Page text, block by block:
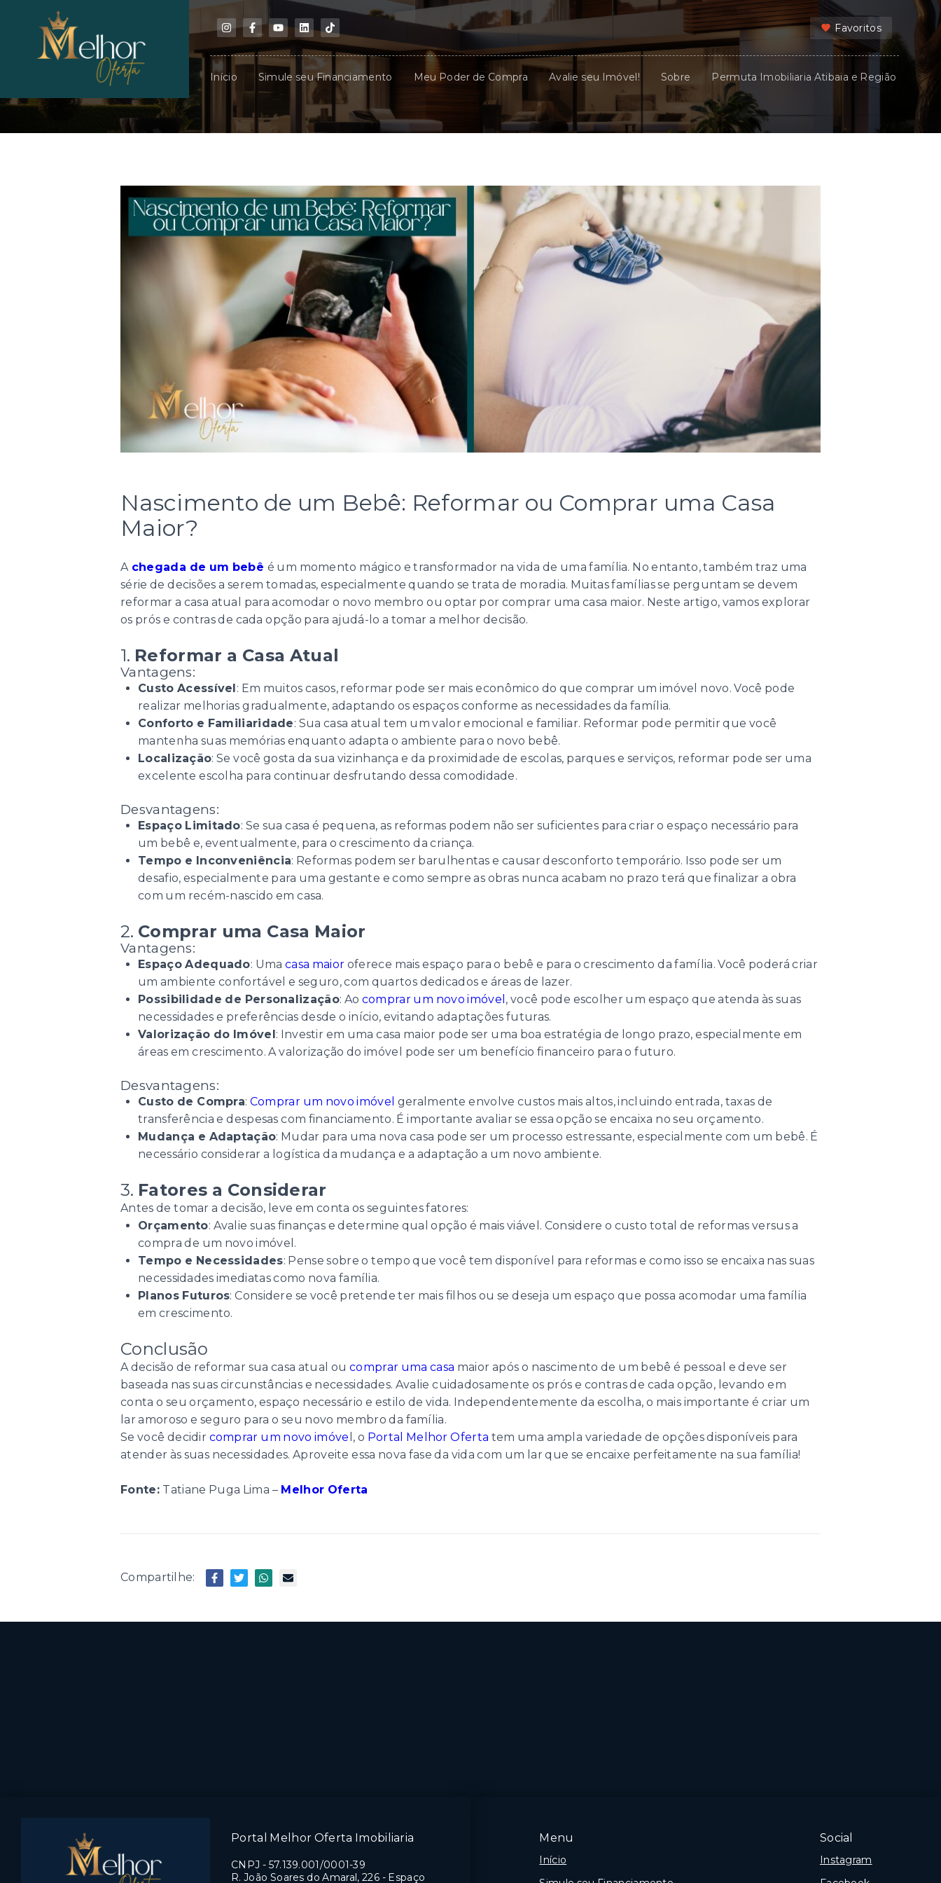
Favoritos
Início Simule seu Financiamento Meu Poder de Compra Avalie seu Imóvel! Sobre Permuta Imobiliaria Atibaia e Região
Nascimento de um Bebê: Reformar ou Comprar uma Casa
Maior?
Achegada de um bebê é um momento mágico e transformador na vida de uma família. No entanto, também traz uma
série de decisões a serem tomadas, especialmente quando se trata de moradia. Muitas famílias se perguntam se devem
reformar a casa atual para acomodar o novo membro ou optar por comprar uma casa maior. Neste artigo, vamos explorar
os prós e contras de cada opção para ajudá-lo a tomar a melhor decisão.
1. Reformar a Casa Atual
Vantagens:
Custo Acessível: Em muitos casos, reformar pode ser mais econômico do que comprar um imóvel novo. Você pode
realizar melhorias gradualmente, adaptando os espaços conforme as necessidades da família.
Conforto e Familiaridade: Sua casa atual tem um valor emocional e familiar. Reformar pode permitir que você
mantenha suas memórias enquanto adapta o ambiente para o novo bebê.
Localização: Se você gosta da sua vizinhança e da proximidade de escolas, parques e serviços, reformar pode ser uma
excelente escolha para continuar desfrutando dessa comodidade.
Desvantagens:
Espaço Limitado: Se sua casa é pequena, as reformas podem não ser suficientes para criar o espaço necessário para
um bebê e, eventualmente, para o crescimento da criança.
Tempo e Inconveniência: Reformas podem ser barulhentas e causar desconforto temporário. Isso pode ser um
desafio, especialmente para uma gestante e como sempre as obras nunca acabam no prazo terá que finalizar a obra
com um recém-nascido em casa.
2. Comprar uma Casa Maior
Vantagens:
Espaço Adequado: Umacasa maior oferece mais espaço para o bebê e para o crescimento da família. Você poderá criar
um ambiente confortável e seguro, com quartos dedicados e áreas de lazer.
Possibilidade de Personalização: Ao comprar um novo imóvel , você pode escolher um espaço que atenda às suas
necessidades e preferências desde o início, evitando adaptações futuras.
Valorização do Imóvel: Investir em uma casa maior pode ser uma boa estratégia de longo prazo, especialmente em
áreas em crescimento. A valorização do imóvel pode ser um benefício financeiro para o futuro.
Desvantagens:
Custo de Compra: Comprar um novo imóvel geralmente envolve custos mais altos, incluindo entrada, taxas de
transferência e despesas com financiamento. É importante avaliar se essa opção se encaixa no seu orçamento.
Mudança e Adaptação: Mudar para uma nova casa pode ser um processo estressante, especialmente com um bebê. É
necessário considerar a logística da mudança e a adaptação a um novo ambiente.
3. Fatores a Considerar
Antes de tomar a decisão, leve em conta os seguintes fatores:
Orçamento: Avalie suas finanças e determine qual opção é mais viável. Considere o custo total de reformas versus a
compra de um novo imóvel.
Tempo e Necessidades: Pense sobre o tempo que você tem disponível para reformas e como isso se encaixa nas suas
necessidades imediatas como nova família.
Planos Futuros: Considere se você pretende ter mais filhos ou se deseja um espaço que possa acomodar uma família
em crescimento.
Conclusão
A decisão de reformar sua casa atual ou comprar uma casa maior após o nascimento de um bebê é pessoal e deve ser
baseada nas suas circunstâncias e necessidades. Avalie cuidadosamente os prós e contras de cada opção, levando em
conta o seu orçamento, espaço necessário e estilo de vida. Independentemente da escolha, o mais importante é criar um
lar amoroso e seguro para o seu novo membro da família.
Se você decidir comprar um novo imóve l, o Portal Melhor Oferta tem uma ampla variedade de opções disponíveis para
atender às suas necessidades. Aproveite essa nova fase da vida com um lar que se encaixe perfeitamente na sua família!
Fonte: Tatiane Puga Lima – Melhor Oferta
Compartilhe:
Menu
Início
Social
Instagram
Portal Melhor Oferta Imobiliaria
CNPJ - 57.139.001/0001-39
R. João Soares do Amaral, 226 - Espaço